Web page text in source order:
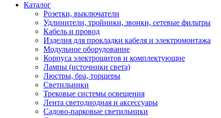
Каталог
Розетки, выключатели
Удлинители, тройники, звонки, сетевые фильтры
Кабель и провод
Изделия для прокладки кабеля и электромонтажа
Модульное оборудование
Корпуса электрощитов и комплектующие
Лампы (источники света)
Люстры, бра, торшеры
Светильники
Трековые системы освещения
Лента светодиодная и аксессуары
Садово-парковые светильники